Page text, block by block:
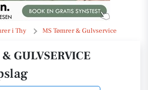
i Thy MS Tømrer & Gulvservice
GULVSERVICE